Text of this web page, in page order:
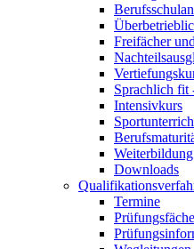
Freifächer
Sprachlich fit
Intensivkurs
Weiterbildung
Downloads
Termine